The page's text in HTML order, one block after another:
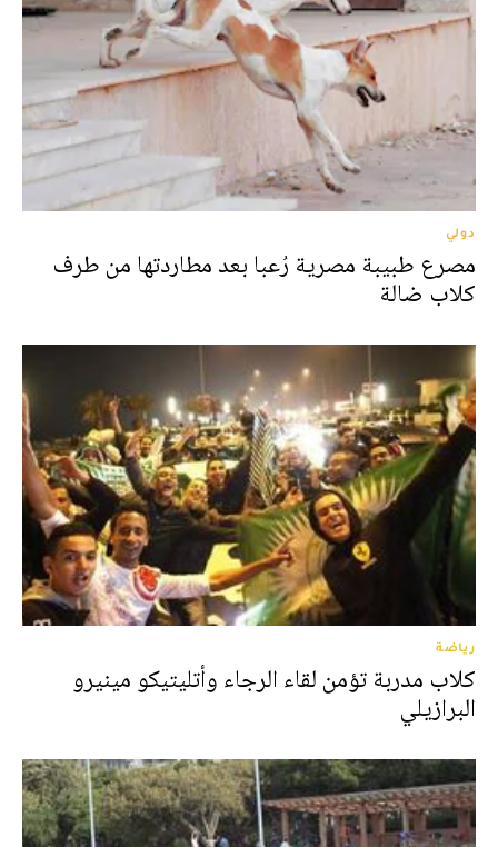
دولي
مصرع طبيبة مصرية رُعبا بعد مطاردتها من طرف
كلاب ضالة
رياضة
كلاب مدربة تؤمن لقاء الرجاء وأتليتيكو مينيرو
البرازيلي